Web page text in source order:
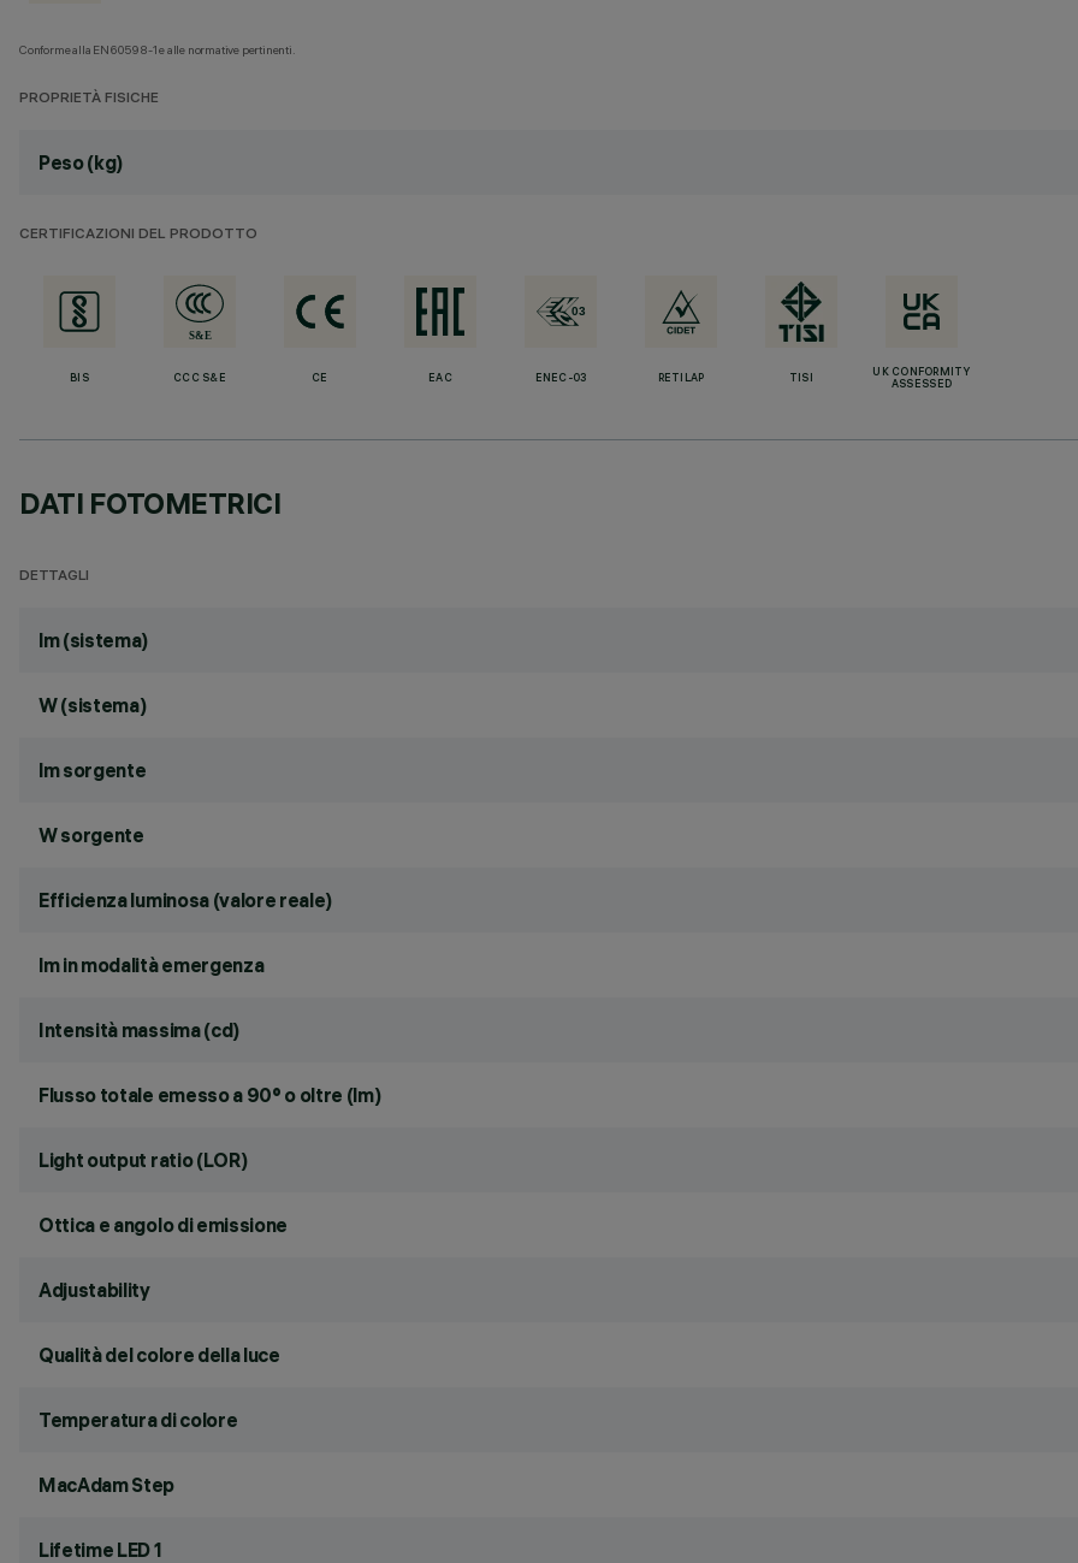
Conforme alla EN60598-1 e alle normative pertinenti.
PROPRIETÀ FISICHE
Peso (kg)
CERTIFICAZIONI DEL PRODOTTO
BIS CCC S&E CE EAC ENEC-03 RETILAP TISI
UK CONFORMITY
ASSESSED
DATI FOTOMETRICI
DETTAGLI
lm (sistema)
W (sistema)
lm sorgente
W sorgente
Efficienza luminosa (valore reale)
lm in modalità emergenza
Intensità massima (cd)
Flusso totale emesso a 90° o oltre (lm)
Light output ratio (LOR)
Ottica e angolo di emissione
Adjustability
Qualità del colore della luce
Temperatura di colore
MacAdam Step
Lifetime LED 1